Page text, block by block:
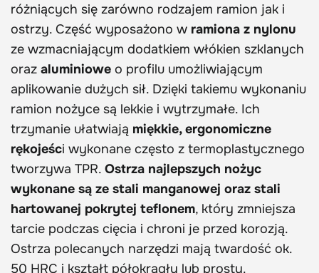
różniących się zarówno rodzajem ramion jak i
ostrzy. Część wyposażono w ramiona z nylonu
ze wzmacniającym dodatkiem włókien szklanych
oraz aluminiowe o profilu umożliwiającym
aplikowanie dużych sił. Dzięki takiemu wykonaniu
ramion nożyce są lekkie i wytrzymałe. Ich
trzymanie ułatwiają miękkie, ergonomiczne
rękojeści wykonane często z termoplastycznego
tworzywa TPR. Ostrza najlepszych nożyc
wykonane są ze stali manganowej oraz stali
hartowanej pokrytej teflonem, który zmniejsza
tarcie podczas cięcia i chroni je przed korozją.
Ostrza polecanych narzędzi mają twardość ok.
50 HRC i kształt półokrągły lub prosty.